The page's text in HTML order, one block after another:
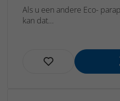
Als u een andere Eco-
kan dat...